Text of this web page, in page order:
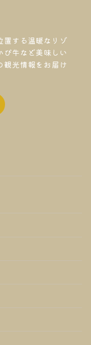
置する温暖なリゾ
び牛など美味しい
観光情報をお届け